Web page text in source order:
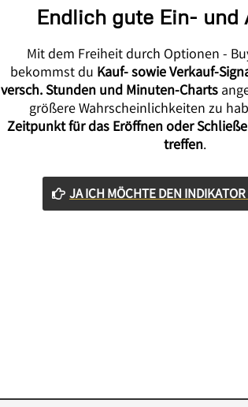
Endlich gute Ein- und
Mit dem Freiheit durch Optionen -
bekommst du Kauf- sowie Verkauf-
versch. Stunden und Minuten-Charts
größere Wahrscheinlichkeiten zu
Zeitpunkt für das Eröffnen oder
treffen.
JA ICH MÖCHTE DEN